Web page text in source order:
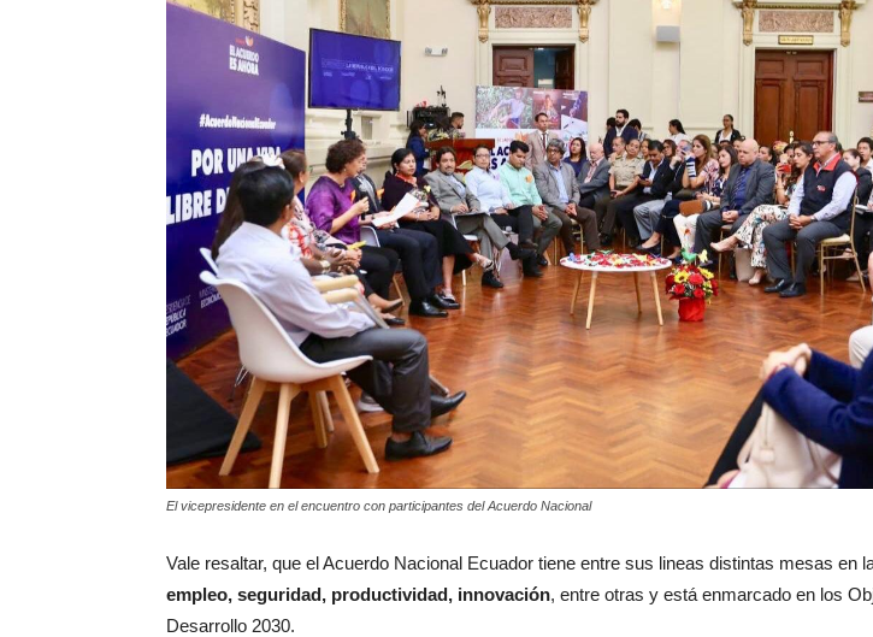
El vicepresidente en el encuentro con participantes del Acuerdo Nacional
Vale resaltar, que el Acuerdo Nacional Ecuador tiene entre sus lineas distintas mesas en
empleo, seguridad, productividad, innovación, entre otras y está enmarcado en los
Desarrollo 2030.